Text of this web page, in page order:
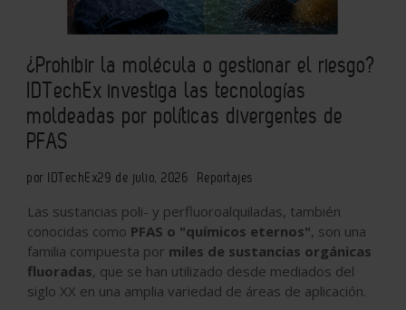
¿Prohibir la molécula o gestionar el riesgo?
IDTechEx investiga las tecnologías
moldeadas por políticas divergentes de
PFAS
por IDTechEx29 de julio, 2026 Reportajes
Las sustancias poli- y perfluoroalquiladas, también
conocidas como PFAS o "químicos eternos", son una
familia compuesta por miles de sustancias orgánicas
fluoradas, que se han utilizado desde mediados del
siglo XX en una amplia variedad de áreas de aplicación.